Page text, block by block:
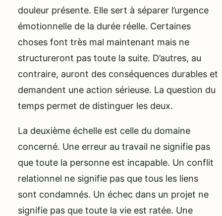
douleur présente. Elle sert à séparer l’urgence
émotionnelle de la durée réelle. Certaines
choses font très mal maintenant mais ne
structureront pas toute la suite. D’autres, au
contraire, auront des conséquences durables et
demandent une action sérieuse. La question du
temps permet de distinguer les deux.
La deuxième échelle est celle du domaine
concerné. Une erreur au travail ne signifie pas
que toute la personne est incapable. Un conflit
relationnel ne signifie pas que tous les liens
sont condamnés. Un échec dans un projet ne
signifie pas que toute la vie est ratée. Une